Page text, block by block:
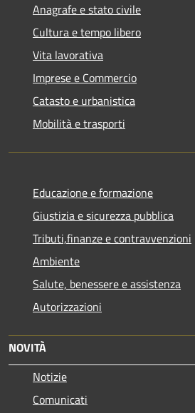
Anagrafe e stato civile
Cultura e tempo libero
Vita lavorativa
Imprese e Commercio
Catasto e urbanistica
Mobilità e trasporti
Educazione e formazione
Giustizia e sicurezza pubblica
Tributi,finanze e contravvenzioni
Ambiente
Salute, benessere e assistenza
Autorizzazioni
NOVITÀ
Notizie
Comunicati